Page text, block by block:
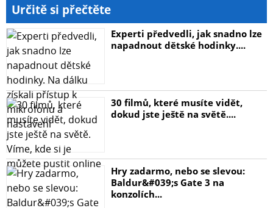
Určitě si přečtěte
Experti předvedli, jak snadno lze
napadnout dětské hodinky....
30 filmů, které musíte vidět,
dokud jste ještě na světě....
Hry zadarmo, nebo se slevou:
Baldur&#039;s Gate 3 na
konzolích...